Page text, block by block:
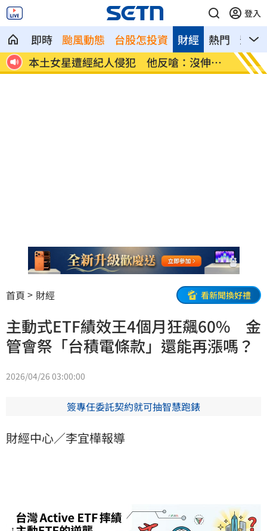
登入
即時 颱風動態 台股怎投資 熱門 影音
財經
舌
他沒異狀卻動脈硬化！醫示警：8類人小心 全國
首頁 財經 看新聞換好禮
主動式ETF績效王4個月狂飆60% 金
管會祭「台積電條款」還能再漲嗎？
2026/04/26 03:00:00
簽專任委託契約就可抽智慧跑錶
財經中心／李宜樺報導